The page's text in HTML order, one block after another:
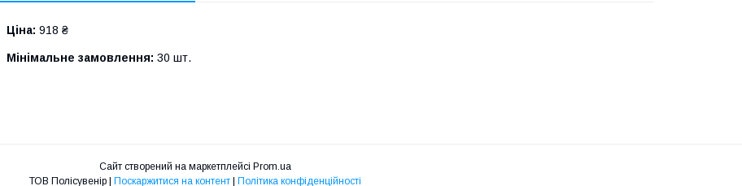
Ціна: 918 ₴
Мінімальне замовлення: 30 шт.
Сайт створений на маркетплейсі Prom.ua
ТОВ Полісувенір | Поскаржитися на контент | Політика конфіденційності